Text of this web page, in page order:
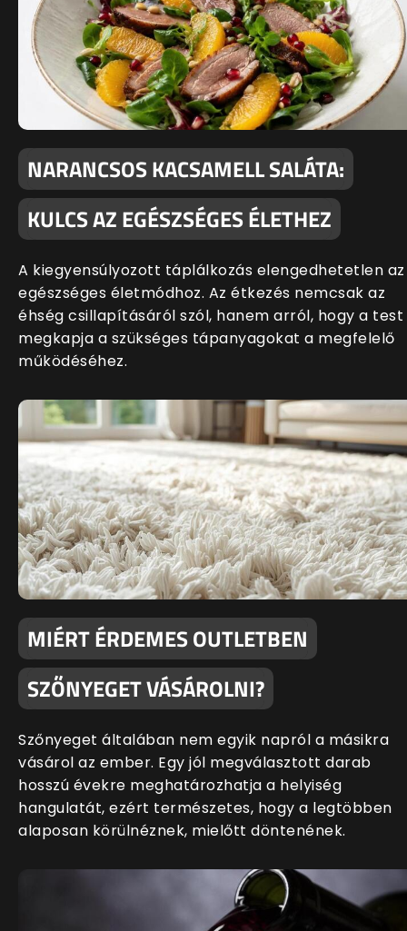
NARANCSOS KACSAMELL SALÁTA:
KULCS AZ EGÉSZSÉGES ÉLETHEZ
A kiegyensúlyozott táplálkozás elengedhetetlen az
egészséges életmódhoz. Az étkezés nemcsak az
éhség csillapításáról szól, hanem arról, hogy a test
megkapja a szükséges tápanyagokat a megfelelő
működéséhez.
MIÉRT ÉRDEMES OUTLETBEN
SZŐNYEGET VÁSÁROLNI?
Szőnyeget általában nem egyik napról a másikra
vásárol az ember. Egy jól megválasztott darab
hosszú évekre meghatározhatja a helyiség
hangulatát, ezért természetes, hogy a legtöbben
alaposan körülnéznek, mielőtt döntenének.